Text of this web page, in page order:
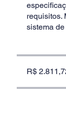
requisitos.
sistema
R$